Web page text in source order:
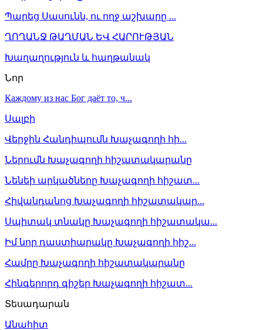
Պարեց Սասունն, ու ողջ աշխարը ...
ՂՈՂԱՆՋ ԹԱՂՄԱՆ ԵՎ ՀԱՐՈՒԹՅԱՆ
Խաղաղություն և հաղթանակ
Նոր
Каждому из нас Бог даёт то, ч...
Սալբի
Վերջին Հանդիպումն Խաչագողի հի...
Ներումն Խաչագողի հիշատակարանը
Նենեի արկածները Խաչագողի հիշատ...
Հիվանդանոց Խաչագողի հիշատակար...
Սպիտակ տնակը Խաչագողի հիշատակա...
Իմ նոր դաստիարակը Խաչագողի հիշ...
Համրը Խաչագողի հիշատակարանը
Հինգերորդ գիշեր Խաչագողի հիշատ...
Տեսադարան
Անահիտ